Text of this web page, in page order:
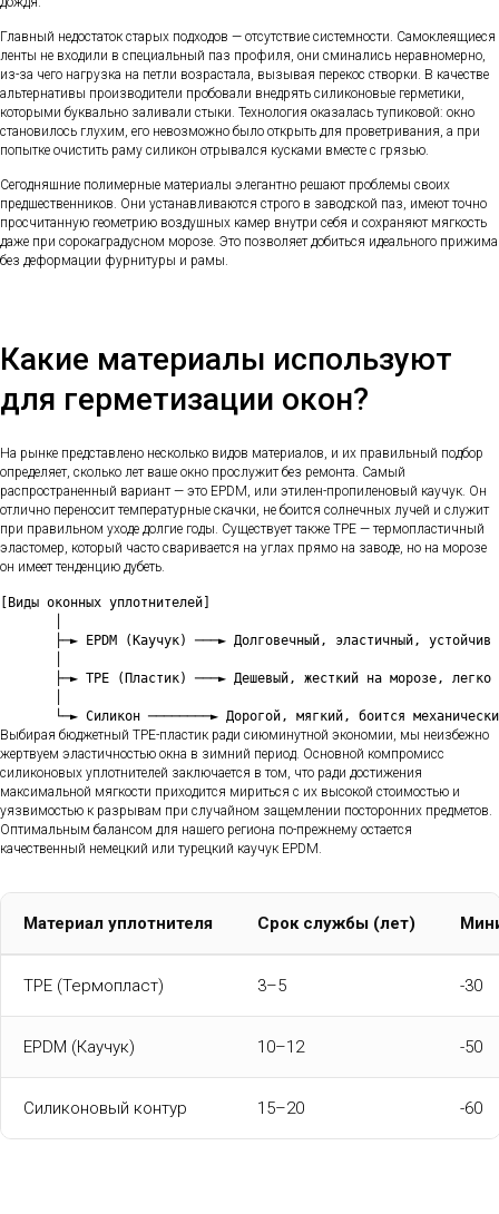
Главный недостаток старых подходов — отсутствие системности. Самоклеящиеся
ленты не входили в специальный паз профиля, они сминались неравномерно,
из-за чего нагрузка на петли возрастала, вызывая перекос створки. В качестве
альтернативы производители пробовали внедрять силиконовые герметики,
которыми буквально заливали стыки. Технология оказалась тупиковой: окно
становилось глухим, его невозможно было открыть для проветривания, а при
попытке очистить раму силикон отрывался кусками вместе с грязью.
Сегодняшние полимерные материалы элегантно решают проблемы своих
предшественников. Они устанавливаются строго в заводской паз, имеют точно
просчитанную геометрию воздушных камер внутри себя и сохраняют мягкость
даже при сорокаградусном морозе. Это позволяет добиться идеального прижима
без деформации фурнитуры и рамы.
Какие материалы используют
для герметизации окон?
На рынке представлено несколько видов материалов, и их правильный подбор
определяет, сколько лет ваше окно прослужит без ремонта. Самый
распространенный вариант — это EPDM, или этилен-пропиленовый каучук. Он
отлично переносит температурные скачки, не боится солнечных лучей и служит
при правильном уходе долгие годы. Существует также TPE — термопластичный
эластомер, который часто сваривается на углах прямо на заводе, но на морозе
он имеет тенденцию дубеть.
[Виды оконных уплотнителей]
├─► EPDM (Каучук) ───► Долговечный, эластичный, устойчив
├─► TPE (Пластик) ───► Дешевый, жесткий на морозе, легко
Выбирая бюджетный TPE-пластик ради сиюминутной экономии, мы неизбежно
жертвуем эластичностью окна в зимний период. Основной компромисс
силиконовых уплотнителей заключается в том, что ради достижения
максимальной мягкости приходится мириться с их высокой стоимостью и
уязвимостью к разрывам при случайном защемлении посторонних предметов.
Оптимальным балансом для нашего региона по-прежнему остается
качественный немецкий или турецкий каучук EPDM.
Материал уплотнителя Срок службы (лет)
TPE (Термопласт) 3–5 -30
EPDM (Каучук) 10–12 -50
Силиконовый контур 15–20 -60